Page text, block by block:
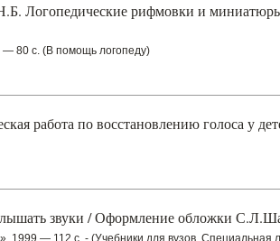
Логопедические рифмовки и
с. (В помощь логопеду)
работа по восстановлению голоса у
звуки / Оформление обложки
112 с. - (Учебники для вузов. Специальная